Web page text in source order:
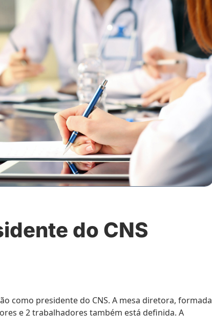
do CNS
como presidente do CNS. A mesa diretora, formada
e 2 trabalhadores também está definida. A